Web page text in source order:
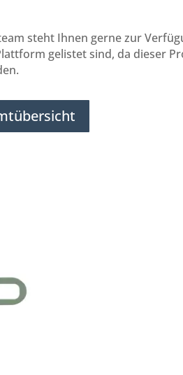
steht Ihnen gerne zur
gelistet sind, da dieser